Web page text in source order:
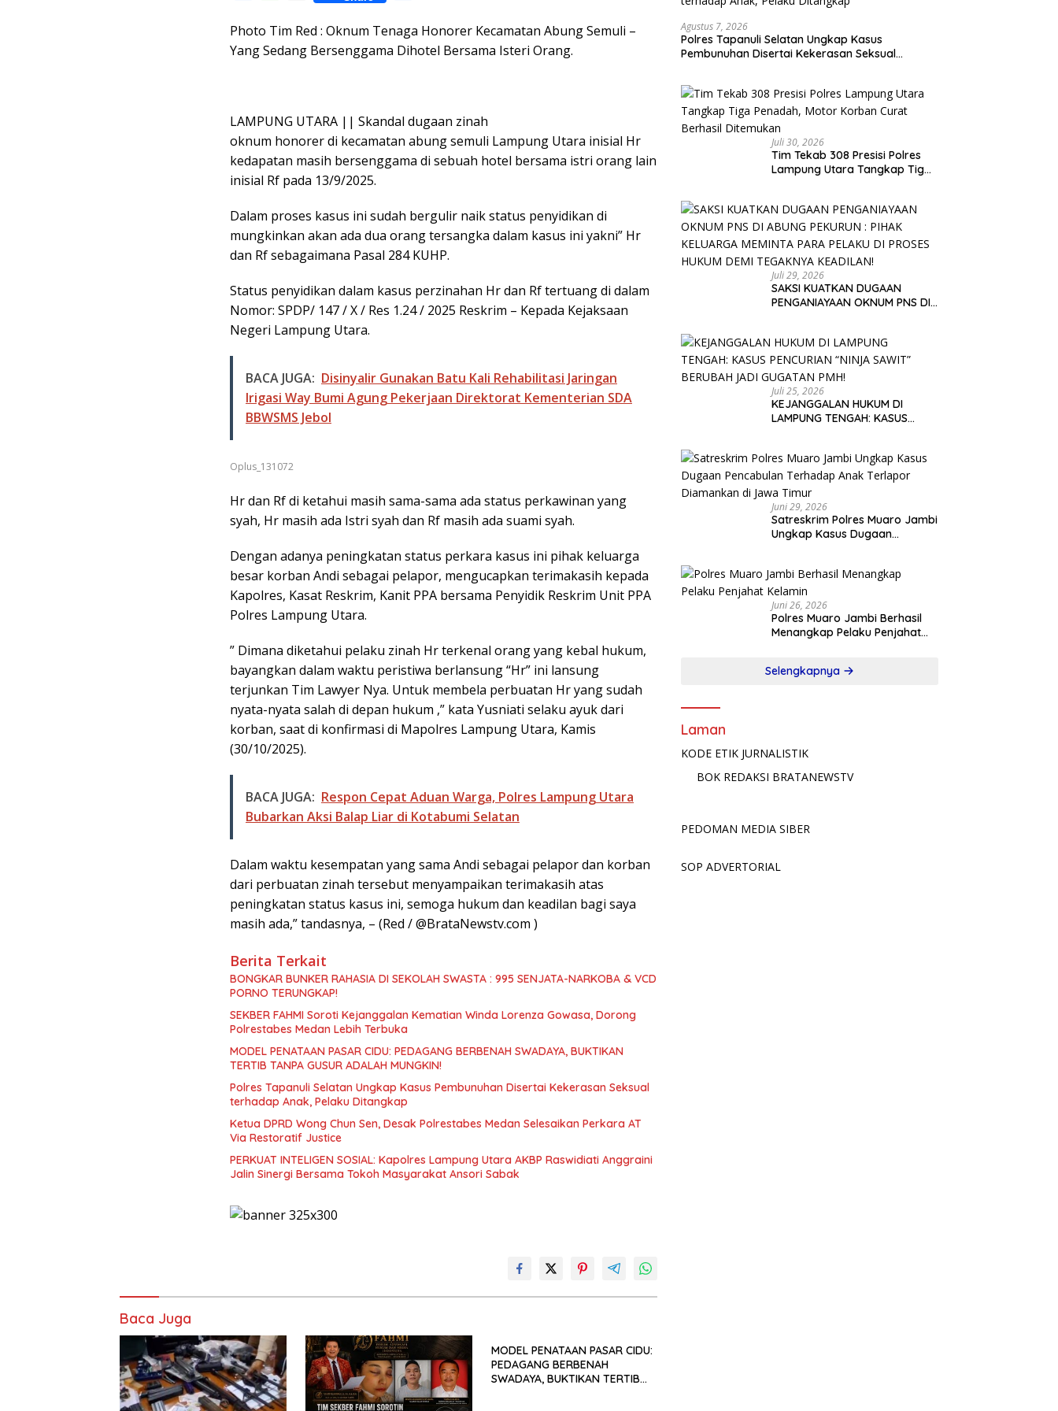
c
e
o
a
t
p
a
r
Photo Tim Red : Oknum Tenaga Honorer Kecamatan Abung Semuli –
Yang Sedang Bersenggama Dihotel Bersama Isteri Orang.
LAMPUNG UTARA || Skandal dugaan zinah
oknum honorer di kecamatan abung semuli Lampung Utara inisial Hr
kedapatan masih bersenggama di sebuah hotel bersama istri orang lain
inisial Rf pada 13/9/2025.
Dalam proses kasus ini sudah bergulir naik status penyidikan di
mungkinkan akan ada dua orang tersangka dalam kasus ini yakni” Hr
dan Rf sebagaimana Pasal 284 KUHP.
Status penyidikan dalam kasus perzinahan Hr dan Rf tertuang di dalam
Nomor: SPDP/ 147 / X / Res 1.24 / 2025 Reskrim – Kepada Kejaksaan
Negeri Lampung Utara.
BACA JUGA: Disinyalir Gunakan Batu Kali Rehabilitasi Jaringan
Irigasi Way Bumi Agung Pekerjaan Direktorat Kementerian SDA
BBWSMS Jebol
Oplus_131072
Hr dan Rf di ketahui masih sama-sama ada status perkawinan yang
syah, Hr masih ada Istri syah dan Rf masih ada suami syah.
Dengan adanya peningkatan status perkara kasus ini pihak keluarga
besar korban Andi sebagai pelapor, mengucapkan terimakasih kepada
Kapolres, Kasat Reskrim, Kanit PPA bersama Penyidik Reskrim Unit PPA
Polres Lampung Utara.
” Dimana diketahui pelaku zinah Hr terkenal orang yang kebal hukum,
bayangkan dalam waktu peristiwa berlansung “Hr” ini lansung
terjunkan Tim Lawyer Nya. Untuk membela perbuatan Hr yang sudah
nyata-nyata salah di depan hukum ,” kata Yusniati selaku ayuk dari
korban, saat di konfirmasi di Mapolres Lampung Utara, Kamis
(30/10/2025).
BACA JUGA: Respon Cepat Aduan Warga, Polres Lampung Utara
Bubarkan Aksi Balap Liar di Kotabumi Selatan
Dalam waktu kesempatan yang sama Andi sebagai pelapor dan korban
dari perbuatan zinah tersebut menyampaikan terimakasih atas
peningkatan status kasus ini, semoga hukum dan keadilan bagi saya
masih ada,” tandasnya, – (Red / @BrataNewstv.com )
Berita Terkait
BONGKAR BUNKER RAHASIA DI SEKOLAH SWASTA : 995 SENJATA-NARKOBA & VCD
PORNO TERUNGKAP!
SEKBER FAHMI Soroti Kejanggalan Kematian Winda Lorenza Gowasa, Dorong
Polrestabes Medan Lebih Terbuka
MODEL PENATAAN PASAR CIDU: PEDAGANG BERBENAH SWADAYA, BUKTIKAN
TERTIB TANPA GUSUR ADALAH MUNGKIN!
Polres Tapanuli Selatan Ungkap Kasus Pembunuhan Disertai Kekerasan Seksual
terhadap Anak, Pelaku Ditangkap
Ketua DPRD Wong Chun Sen, Desak Polrestabes Medan Selesaikan Perkara AT
Via Restoratif Justice
PERKUAT INTELIGEN SOSIAL: Kapolres Lampung Utara AKBP Raswidiati Anggraini
Jalin Sinergi Bersama Tokoh Masyarakat Ansori Sabak
Baca Juga
MODEL PENATAAN PASAR CIDU:
PEDAGANG BERBENAH
SWADAYA, BUKTIKAN TERTIB
Agustus 7, 2026
Polres Tapanuli Selatan Ungkap Kasus
Pembunuhan Disertai Kekerasan Seksual
Juli 30, 2026
Tim Tekab 308 Presisi Polres
Lampung Utara Tangkap Tiga
Juli 29, 2026
SAKSI KUATKAN DUGAAN
PENGANIAYAAN OKNUM PNS DI
PELAKU DI PROSES HUKUM DEMI
TEGAKNYA KEADILAN!
Juli 25, 2026
KEJANGGALAN HUKUM DI
LAMPUNG TENGAH: KASUS
Juni 29, 2026
Satreskrim Polres Muaro Jambi
Ungkap Kasus Dugaan
Timur
Juni 26, 2026
Polres Muaro Jambi Berhasil
Menangkap Pelaku Penjahat
Selengkapnya
Laman
KODE ETIK JURNALISTIK
BOK REDAKSI BRATANEWSTV
PEDOMAN MEDIA SIBER
SOP ADVERTORIAL